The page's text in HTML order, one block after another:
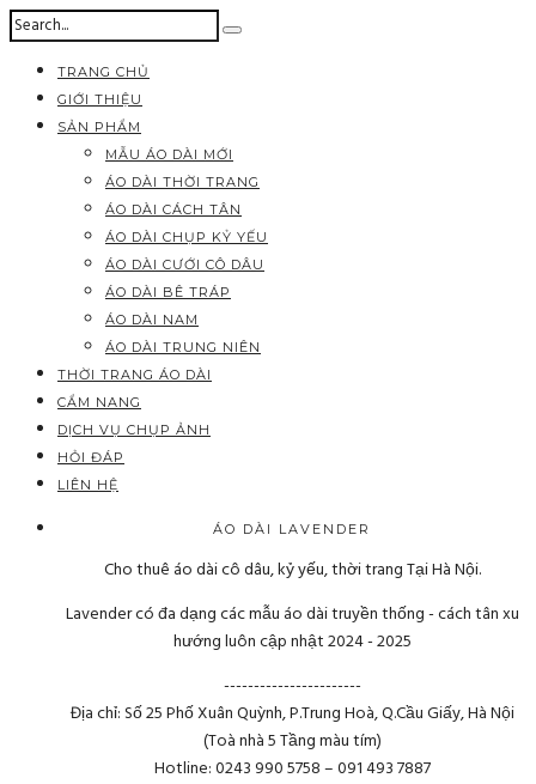
TRANG CHỦ
GIỚI THIỆU
SẢN PHẨM
MẪU ÁO DÀI MỚI
ÁO DÀI THỜI TRANG
ÁO DÀI CÁCH TÂN
ÁO DÀI CHỤP KỶ YẾU
ÁO DÀI CƯỚI CÔ DÂU
ÁO DÀI BÊ TRÁP
ÁO DÀI NAM
ÁO DÀI TRUNG NIÊN
THỜI TRANG ÁO DÀI
CẨM NANG
DỊCH VỤ CHỤP ẢNH
HỎI ĐÁP
LIÊN HỆ
ÁO DÀI LAVENDER
Cho thuê áo dài cô dâu, kỷ yếu, thời trang Tại Hà Nội.
Lavender có đa dạng các mẫu áo dài truyền thống - cách tân xu
hướng luôn cập nhật 2024 - 2025
-----------------------
Địa chỉ: Số 25 Phố Xuân Quỳnh, P.Trung Hoà, Q.Cầu Giấy, Hà Nội
(Toà nhà 5 Tầng màu tím)
Hotline: 0243 990 5758 – 091 493 7887